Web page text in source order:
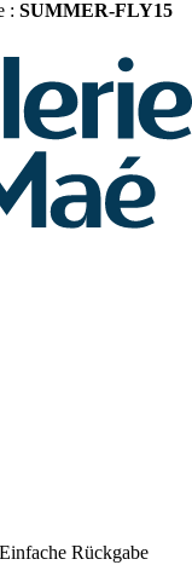
: SUMMER-FLY15
Einfache Rückgabe